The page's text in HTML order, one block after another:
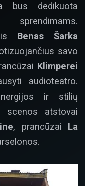
bus dedikuota
sprendimams.
Benas Šarka
savo
Klimperei
audioteatro.
ir stilių
scenos atstovai
, prancūzai La